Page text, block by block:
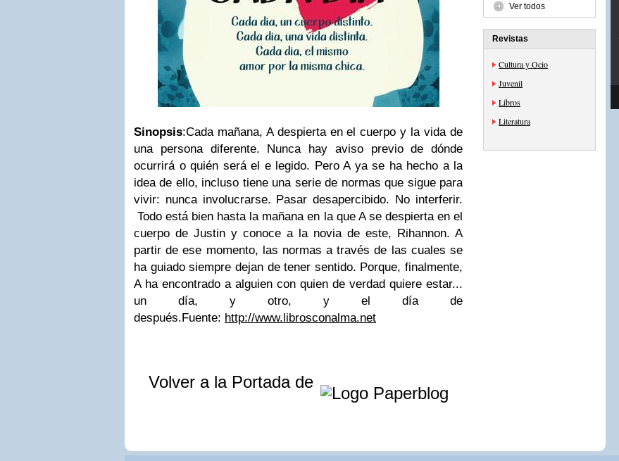
Sinopsis:Cada mañana, A despierta en el cuerpo y la vida de
una persona diferente. Nunca hay aviso previo de dónde
ocurrirá o quién será el e legido. Pero A ya se ha hecho a la
idea de ello, incluso tiene una serie de normas que sigue para
vivir: nunca involucrarse. Pasar desapercibido. No interferir.
Todo está bien hasta la mañana en la que A se despierta en el
cuerpo de Justin y conoce a la novia de este, Rihannon. A
partir de ese momento, las normas a través de las cuales se
ha guiado siempre dejan de tener sentido. Porque, finalmente,
A ha encontrado a alguien con quien de verdad quiere estar...
un día, y otro, y el día de
después.Fuente: http://www.librosconalma.net
Volver a la Portada de
Ver todos
Revistas
Cultura y Ocio
Juvenil
Libros
Literatura